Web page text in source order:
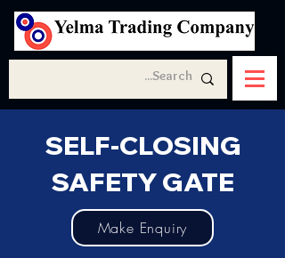
SELF-CLOSING
SAFETY GATE
Make Enquiry